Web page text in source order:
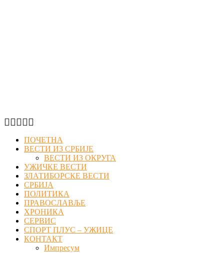
Facebook
Twitter
Instagram
Youtube
ПОЧЕТНА
ВЕСТИ ИЗ СРБИЈЕ
ВЕСТИ ИЗ ОКРУГА
УЖИЧКЕ ВЕСТИ
ЗЛАТИБОРСКЕ ВЕСТИ
СРБИЈА
ПОЛИТИКА
ПРАВОСЛАВЉЕ
ХРОНИКА
СЕРВИС
СПОРТ ПЛУС – УЖИЦЕ
КОНТАКТ
Импресум